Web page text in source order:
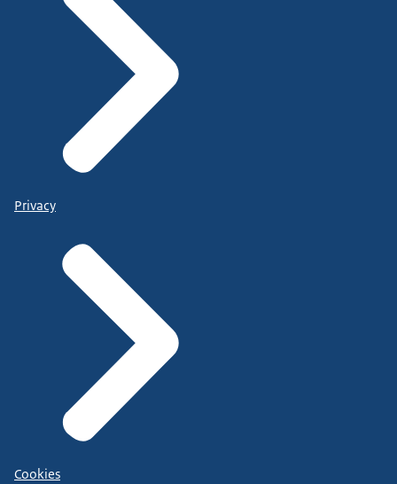
Privacy
Cookies